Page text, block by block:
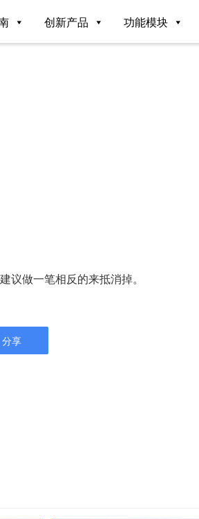
创新产品 功能模块
做一笔相反的来抵消掉。
分享